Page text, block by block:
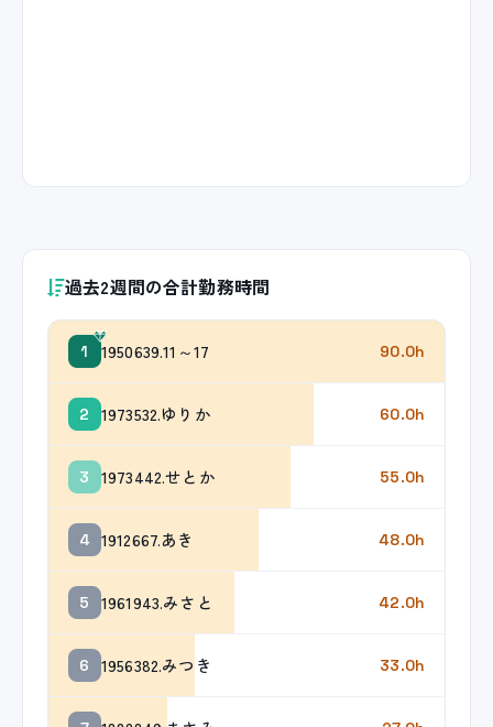
過去2週間の合計勤務時間
1 1950639.11～17 90.0h
2 1973532.ゆりか 60.0h
3 1973442.せとか 55.0h
4 1912667.あき 48.0h
5 1961943.みさと 42.0h
6 1956382.みつき 33.0h